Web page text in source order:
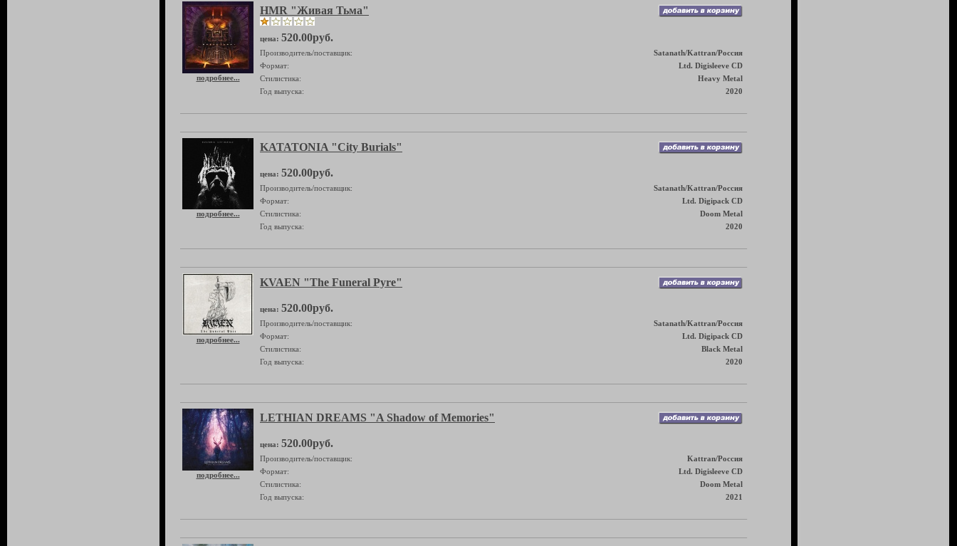
подробнее...
HMR "Живая Тьма"
цена: 520.00руб.
Производитель/поставщик:
Satanath/Kattran/Россия
Формат:
Ltd. Digisleeve CD
Стилистика:
Heavy Metal
Год выпуска:
2020
подробнее...
KATATONIA "City Burials"
цена: 520.00руб.
Производитель/поставщик:
Satanath/Kattran/Россия
Формат:
Ltd. Digipack CD
Стилистика:
Doom Metal
Год выпуска:
2020
подробнее...
KVAEN "The Funeral Pyre"
цена: 520.00руб.
Производитель/поставщик:
Satanath/Kattran/Россия
Формат:
Ltd. Digipack CD
Стилистика:
Black Metal
Год выпуска:
2020
подробнее...
LETHIAN DREAMS "A Shadow of Memories"
цена: 520.00руб.
Производитель/поставщик:
Kattran/Россия
Формат:
Ltd. Digisleeve CD
Стилистика:
Doom Metal
Год выпуска:
2021